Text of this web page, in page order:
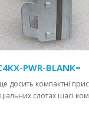
PWR-BLANK=
досить компактні
слотах шасі